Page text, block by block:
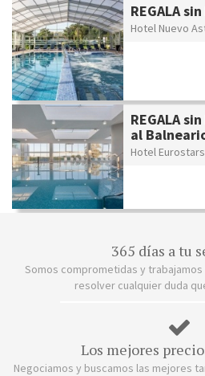
REGALA
Hotel Nuevo
REGALA
al
Hotel
365 días a tu
Somos comprometidas y
resolver cualquier duda
Los mejores
Negociamos y buscamos las mejores